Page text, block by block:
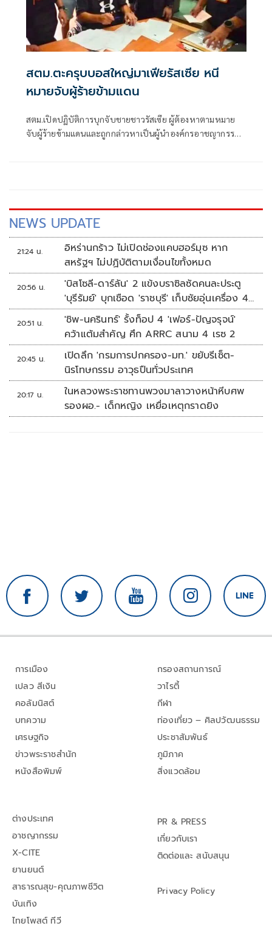
สตม.ตะครุบบอสใหญ่มาเฟียรัสเซีย หนี
หมายจับผู้ร้ายข้ามแดน
สตม.เปิดปฏิบัติการบุกจับชายชาวรัสเซีย ผู้ต้องหาตามหมาย
จับผู้ร้ายข้ามแดนและถูกกล่าวหาเป็นผู้นำองค์กรอาชญากรรม
NEWS UPDATE
21:24 น.
อิหร่านกร้าว ไม่เปิดช่องแคบฮอร์มุซ หาก
สหรัฐฯ ไม่ปฏิบัติตามเงื่อนไขทั้งหมด
20:56 น.
'บิสโซลี-ดาร์ลัน' 2 แข้งบราซิลซัดคนละประตู
'บุรีรัมย์' บุกเชือด 'ราชบุรี' เก็บชัยอุ่นเครื่อง 4
นัดรวด
20:51 น.
'ชิพ-นครินทร์' รั้งท็อป 4 'เฟอร์-ปัญจรุจน์'
คว้าแต้มสำคัญ ศึก ARRC สนาม 4 เรซ 2
20:45 น.
เปิดลึก 'กรมการปกครอง-มท.' ขยับรีเซ็ต-
นิรโทษกรรม อาวุธปืนทั่วประเทศ
20:17 น.
ในหลวงพระราชทานพวงมาลาวางหน้าหีบศพ
รองผอ.- เด็กหญิง เหยื่อเหตุกราดยิง
การเมือง
เปลว สีเงิน
คอลัมนิสต์
บทความ
เศรษฐกิจ
ข่าวพระราชสำนัก
หนังสือพิมพ์
กรองสถานการณ์
วาไรตี้
กีฬา
ท่องเที่ยว – ศิลปวัฒนธรรม
ประชาสัมพันธ์
ภูมิภาค
สิ่งแวดล้อม
ต่างประเทศ
อาชญากรรม
X-CITE
ยานยนต์
สาธารณสุข-คุณภาพชีวิต
บันเทิง
ไทยโพสต์ ทีวี
PR & PRESS
เกี่ยวกับเรา
ติดต่อและ สนับสนุน
Privacy Policy